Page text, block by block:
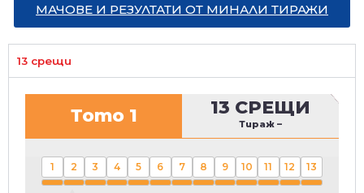
МАЧОВЕ И РЕЗУЛТАТИ ОТ МИНАЛИ ТИРАЖИ
13 срещи
Тото 1 13 СРЕЩИ
Тираж –
1 2 3 4 5 6 7 8 9 10 11 12 13